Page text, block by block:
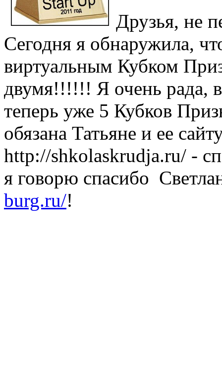
Друзья, не
Сегодня я обнаружила,
виртуальным Кубком
двумя!!!!!! Я очень рада,
теперь уже 5 Кубков
обязана Татьяне и ее
http://shkolaskrudja.ru/ -
я говорю спасибо
burg.ru/!